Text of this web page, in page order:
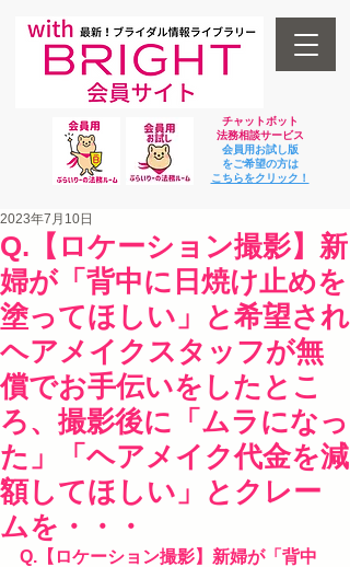
チャットボット
法務相談サービス
会員用お試し版
をご希望の方は
​こちらをクリック！
Q.【ロケーション撮影】新
婦が「背中に日焼け止めを
塗ってほしい」と希望され
ヘアメイクスタッフが無
償でお手伝いをしたとこ
ろ、撮影後に「ムラになっ
た」「ヘアメイク代金を減
額してほしい」とクレー
ムを・・・
2023年7月10日
Q.【ロケーション撮影】新婦が「背中